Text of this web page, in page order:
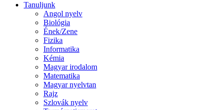
Tanuljunk
Angol nyelv
Biológia
Ének/Zene
Fizika
Informatika
Kémia
Magyar irodalom
Matematika
Magyar nyelvtan
Rajz
Szlovák nyelv